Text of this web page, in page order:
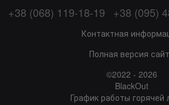
+38 (068) 119-18-19 +38 (095)
Контактная
Полная версия
©2022 - 2026
BlackOut
График работы горячей